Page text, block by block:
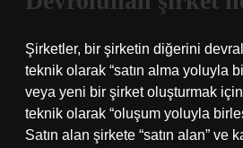
Şirketler, bir şirketin diğerini
teknik olarak “satın alma yoluyla
veya yeni bir şirket oluşturmak
teknik olarak “oluşum yoluyla
Satın alan şirkete “satın alan” ve